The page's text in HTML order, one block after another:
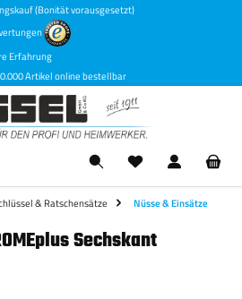
(Bonität vorausgesetzt)
Erfahrung
Artikel online bestellbar
& Ratschensätze Nüsse & Einsätze
Sechskant